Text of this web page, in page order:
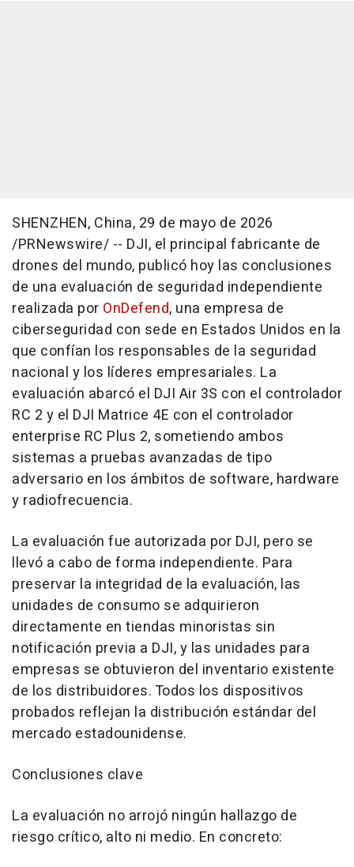
SHENZHEN, China, 29 de mayo de 2026
/PRNewswire/ -- DJI, el principal fabricante de
drones del mundo, publicó hoy las conclusiones
de una evaluación de seguridad independiente
realizada por OnDefend, una empresa de
ciberseguridad con sede en Estados Unidos en la
que confían los responsables de la seguridad
nacional y los líderes empresariales. La
evaluación abarcó el DJI Air 3S con el controlador
RC 2 y el DJI Matrice 4E con el controlador
enterprise RC Plus 2, sometiendo ambos
sistemas a pruebas avanzadas de tipo
adversario en los ámbitos de software, hardware
y radiofrecuencia.
La evaluación fue autorizada por DJI, pero se
llevó a cabo de forma independiente. Para
preservar la integridad de la evaluación, las
unidades de consumo se adquirieron
directamente en tiendas minoristas sin
notificación previa a DJI, y las unidades para
empresas se obtuvieron del inventario existente
de los distribuidores. Todos los dispositivos
probados reflejan la distribución estándar del
mercado estadounidense.
Conclusiones clave
La evaluación no arrojó ningún hallazgo de
riesgo crítico, alto ni medio. En concreto: